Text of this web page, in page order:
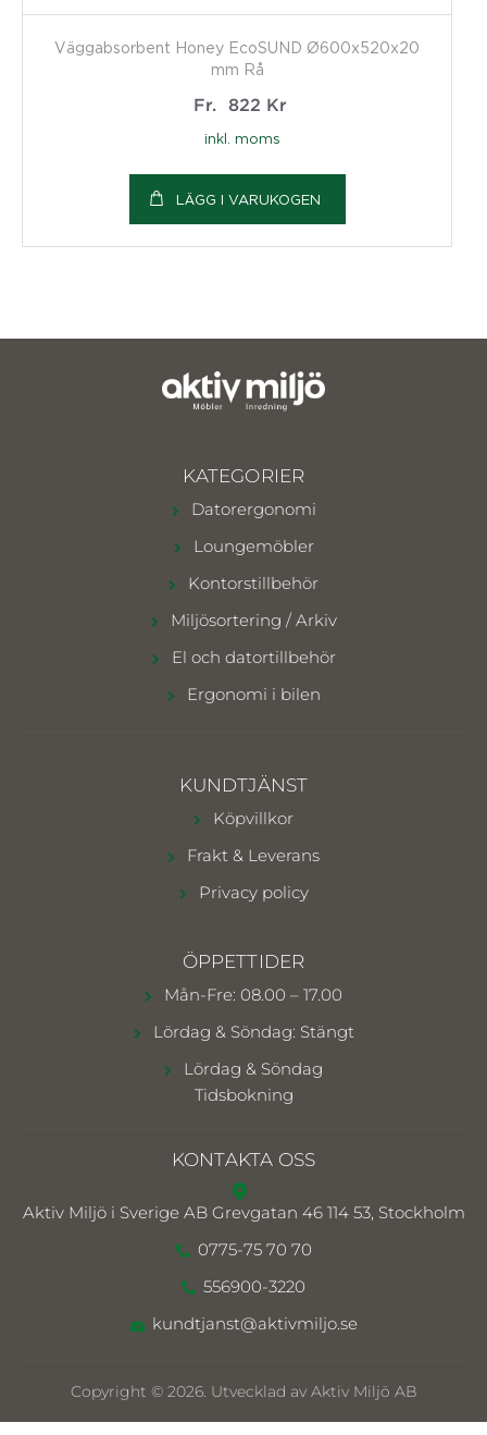
Väggabsorbent Honey EcoSUND Ø600x520x20
mm Rå
Fr. 822 Kr
inkl. moms
LÄGG I VARUKOGEN
KATEGORIER
Datorergonomi
Loungemöbler
Kontorstillbehör
Miljösortering / Arkiv
El och datortillbehör
Ergonomi i bilen
KUNDTJÄNST
Köpvillkor
Frakt & Leverans
Privacy policy
ÖPPETTIDER
Mån-Fre: 08.00 – 17.00
Lördag & Söndag: Stängt
Lördag & Söndag
Tidsbokning
KONTAKTA OSS
Aktiv Miljö i Sverige AB Grevgatan 46 114 53, Stockholm
0775-75 70 70
556900-3220
kundtjanst@aktivmiljo.se
Copyright © 2026. Utvecklad av Aktiv Miljö AB